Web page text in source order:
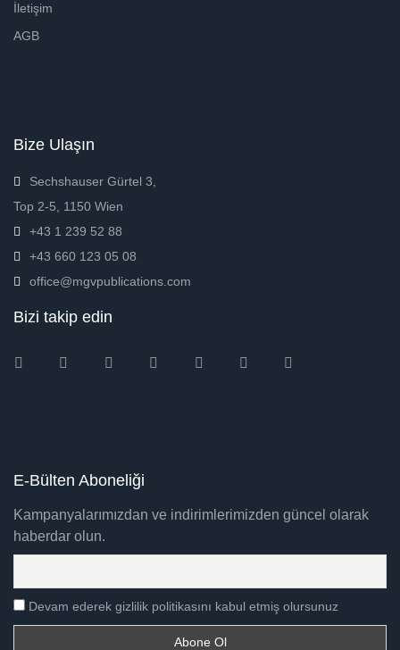
İletişim
AGB
Bize Ulaşın
Sechshauser Gürtel 3,
Top 2-5, 1150 Wien
+43 1 239 52 88
+43 660 123 05 08
office@mgvpublications.com
Bizi takip edin
InstagramFacebookTwitter Amazon Pinterest
E-Bülten Aboneliği
Kampanyalarımızdan ve indirimlerimizden güncel olarak
haberdar olun.
Devam ederek gizlilik politikasını kabul etmiş olursunuz